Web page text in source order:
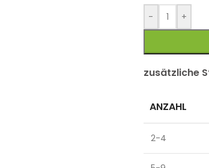
- +
zusätzliche
ANZAHL
2-4